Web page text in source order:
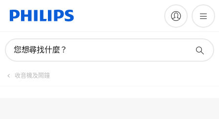
您想尋找什麼？
收音機及鬧鐘
註冊產品